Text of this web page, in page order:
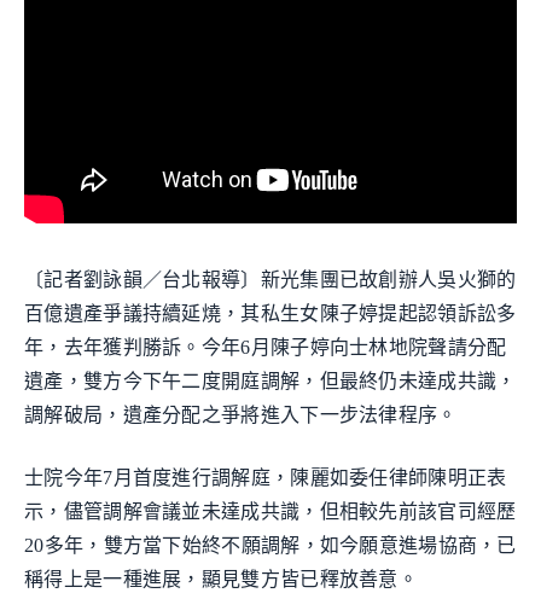
〔記者劉詠韻／台北報導〕新光集團已故創辦人吳火獅的
百億遺產爭議持續延燒，其私生女陳子婷提起認領訴訟多
年，去年獲判勝訴。今年6月陳子婷向士林地院聲請分配
遺產，雙方今下午二度開庭調解，但最終仍未達成共識，
調解破局，遺產分配之爭將進入下一步法律程序。
士院今年7月首度進行調解庭，陳麗如委任律師陳明正表
示，儘管調解會議並未達成共識，但相較先前該官司經歷
20多年，雙方當下始終不願調解，如今願意進場協商，已
稱得上是一種進展，顯見雙方皆已釋放善意。